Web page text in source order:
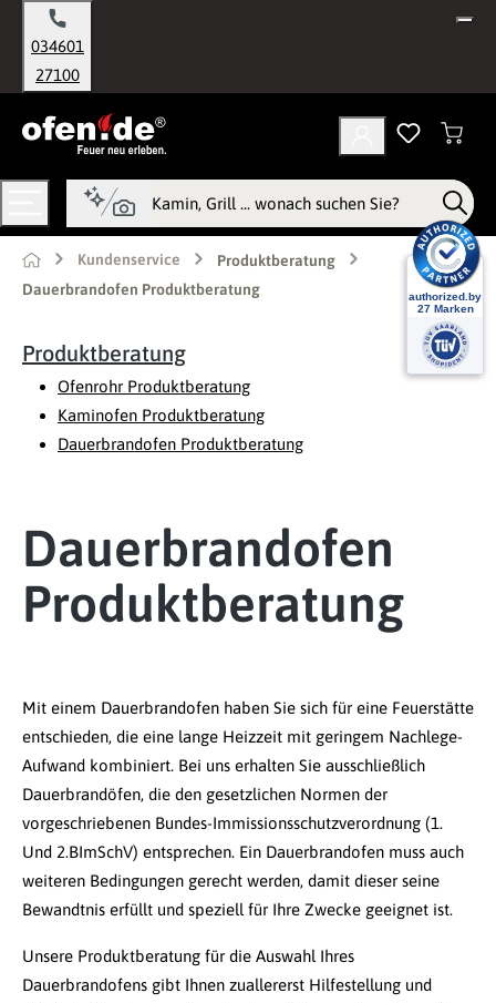
springen
034601
27100
Kundenservice
Produktberatung
Dauerbrandofen Produktberatung
Produktberatung
Ofenrohr Produktberatung
Kaminofen Produktberatung
Dauerbrandofen Produktberatung
Dauerbrandofen
Produktberatung
Mit einem Dauerbrandofen haben Sie sich für eine Feuerstätte
entschieden, die eine lange Heizzeit mit geringem Nachlege-
Aufwand kombiniert. Bei uns erhalten Sie ausschließlich
Dauerbrandöfen, die den gesetzlichen Normen der
vorgeschriebenen Bundes-Immissionsschutzverordnung (1.
Und 2.BImSchV) entsprechen. Ein Dauerbrandofen muss auch
weiteren Bedingungen gerecht werden, damit dieser seine
Bewandtnis erfüllt und speziell für Ihre Zwecke geeignet ist.
Unsere Produktberatung für die Auswahl Ihres
Dauerbrandofens gibt Ihnen zuallererst Hilfestellung und